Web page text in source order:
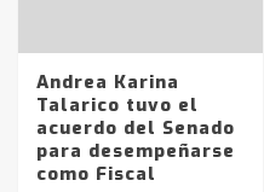
Andrea Karina
Talarico tuvo el
acuerdo del Senado
para desempeñarse
como Fiscal
4
Accidente
joven de